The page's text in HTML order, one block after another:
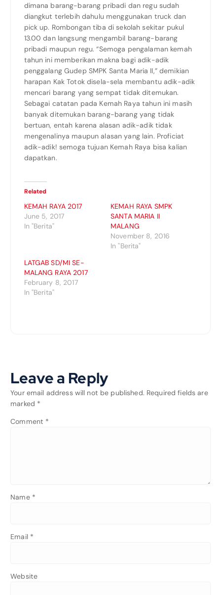
dimana barang-barang pribadi dan regu sudah
diangkut terlebih dahulu menggunakan truck dan
pick up. Rombongan tiba di sekolah sekitar pukul
13.00 dan langsung mengambil barang-barang
pribadi maupun regu. “Semoga pengalaman kemah
tahun ini memberikan makna bagi adik-adik
penggalang Gudep SMPK Santa Maria II,” demikian
harapan Kak Totok disela-sela membantu adik-adik
mencari barang yang sempat tidak ditemukan.
Sebagai catatan pada Kemah Raya tahun ini masih
banyak ditemukan barang-barang yang tidak
bertuan, entah karena alasan adik-adik tidak
mengenalinya maupun alasan yang lain. Proficiat
adik-adik! semoga tujuan Kemah Raya bisa kalian
dapatkan.
Related
KEMAH RAYA 2017
June 5, 2017
In "Berita"
KEMAH RAYA SMPK
SANTA MARIA II
MALANG
November 8, 2016
In "Berita"
LATGAB SD/MI SE-
MALANG RAYA 2017
February 8, 2017
In "Berita"
Leave a Reply
Your email address will not be published. Required fields are
marked *
Comment *
Name *
Email *
Website